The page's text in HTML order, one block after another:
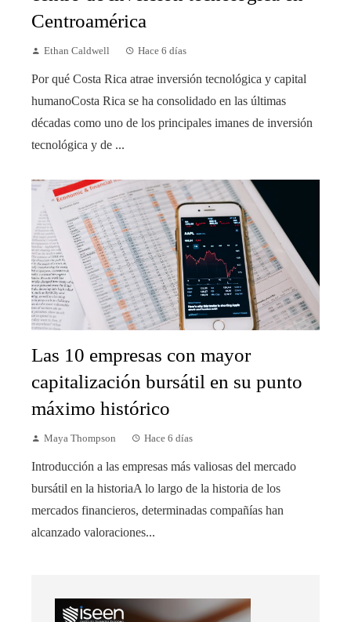
Centroamérica
Ethan Caldwell Hace 6 días
Por qué Costa Rica atrae inversión tecnológica y capital
humanoCosta Rica se ha consolidado en las últimas
décadas como uno de los principales imanes de inversión
tecnológica y de ...
Las 10 empresas con mayor
capitalización bursátil en su punto
máximo histórico
Maya Thompson Hace 6 días
Introducción a las empresas más valiosas del mercado
bursátil en la historiaA lo largo de la historia de los
mercados financieros, determinadas compañías han
alcanzado valoraciones...